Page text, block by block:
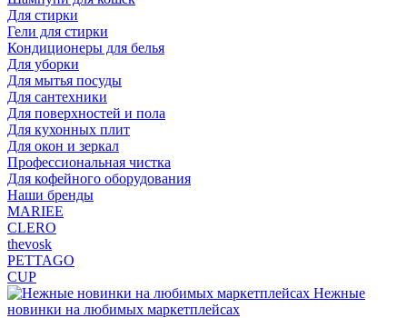
Для стирки
Гели для стирки
Кондиционеры для белья
Для уборки
Для мытья посуды
Для сантехники
Для поверхностей и пола
Для кухонных плит
Для окон и зеркал
Профессиональная чистка
Для кофейного оборудования
Наши бренды
MARIEE
CLERO
thevosk
PETTAGO
CUP
Нежные
новинки на любимых маркетплейсах